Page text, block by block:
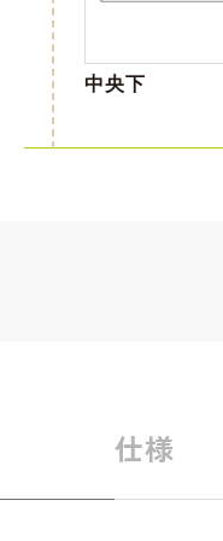
中央下
仕様